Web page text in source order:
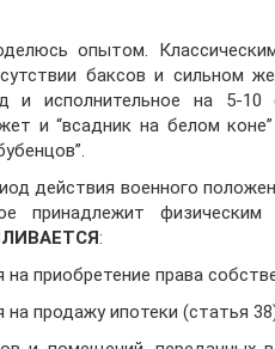
опытом.
баксов и сильном
и исполнительное на 5-
и “всадник на белом
действия военного
принадлежит
:
приобретение права
на продажу ипотеки (статья